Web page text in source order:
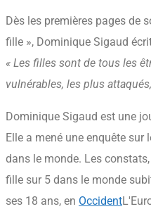
Dès les premières pages de
fille », Dominique Sigaud
« Les filles sont de tous les
vulnérables, les plus
Dominique Sigaud est une
Elle a mené une enquête
dans le monde. Les
fille sur 5 dans le monde
ses 18 ans, en Occident